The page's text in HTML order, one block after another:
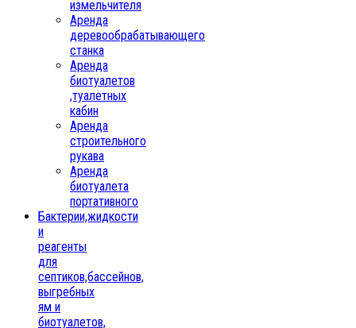
измельчителя
Аренда
деревообрабатывающего
станка
Аренда
биотуалетов
,туалетных
кабин
Аренда
строительного
рукава
Аренда
биотуалета
портативного
Бактерии,жидкости
и
реагенты
для
септиков,бассейнов,
выгребных
ям и
биотуалетов,